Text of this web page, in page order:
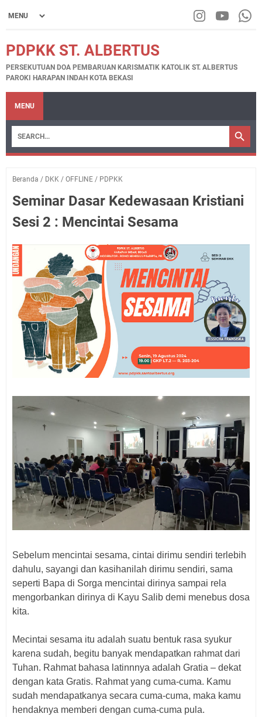
PDPKK ST. ALBERTUS
PERSEKUTUAN DOA PEMBARUAN KARISMATIK KATOLIK ST. ALBERTUS
PAROKI HARAPAN INDAH KOTA BEKASI
MENU
Beranda / DKK / OFFLINE / PDPKK
Seminar Dasar Kedewasaan Kristiani
Sesi 2 : Mencintai Sesama
Sebelum mencintai sesama, cintai dirimu sendiri terlebih
dahulu, sayangi dan kasihanilah dirimu sendiri, sama
seperti Bapa di Sorga mencintai dirinya sampai rela
mengorbankan dirinya di Kayu Salib demi menebus dosa
kita.
Mecintai sesama itu adalah suatu bentuk rasa syukur
karena sudah, begitu banyak mendapatkan rahmat dari
Tuhan. Rahmat bahasa latinnnya adalah Gratia – dekat
dengan kata Gratis. Rahmat yang cuma-cuma. Kamu
sudah mendapatkanya secara cuma-cuma, maka kamu
hendaknya memberi dengan cuma-cuma pula.